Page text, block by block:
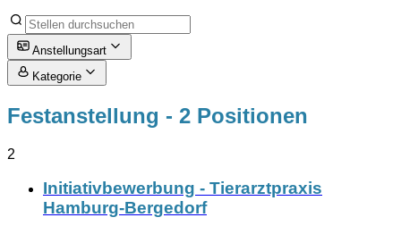
Anstellungsart
Kategorie
Festanstellung - 2 Positionen
2
Initiativbewerbung - Tierarztpraxis
Hamburg-Bergedorf